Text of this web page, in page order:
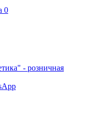
0
- розничная